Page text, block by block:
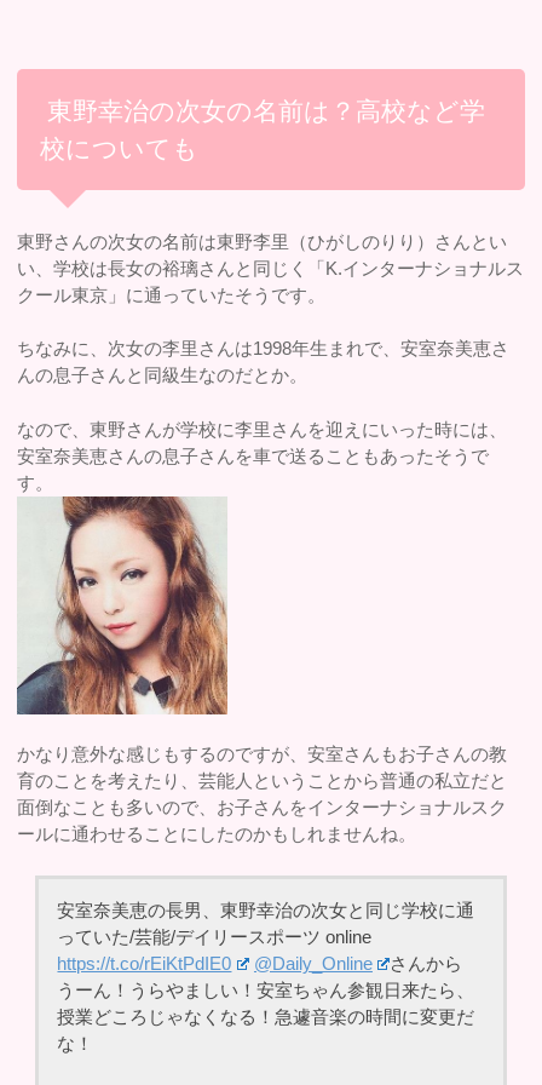
東野幸治の次女の名前は？高校など学
校についても
東野さんの次女の名前は東野李里（ひがしのりり）さんとい
い、学校は長女の裕璃さんと同じく「K.インターナショナルス
クール東京」に通っていたそうです。
ちなみに、次女の李里さんは1998年生まれで、安室奈美恵さ
んの息子さんと同級生なのだとか。
なので、東野さんが学校に李里さんを迎えにいった時には、
安室奈美恵さんの息子さんを車で送ることもあったそうで
す。
かなり意外な感じもするのですが、安室さんもお子さんの教
育のことを考えたり、芸能人ということから普通の私立だと
面倒なことも多いので、お子さんをインターナショナルスク
ールに通わせることにしたのかもしれませんね。
安室奈美恵の長男、東野幸治の次女と同じ学校に通
っていた/芸能/デイリースポーツ online
https://t.co/rEiKtPdIE0
@Daily_Online
さんから
うーん！うらやましい！安室ちゃん参観日来たら、
授業どころじゃなくなる！急遽音楽の時間に変更だ
な！